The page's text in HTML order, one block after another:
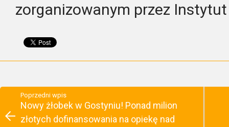
zorganizowanym przez
Poprzedni wpis
Nowy żłobek w Gostyniu! Ponad milion
złotych dofinansowania na opiekę nad